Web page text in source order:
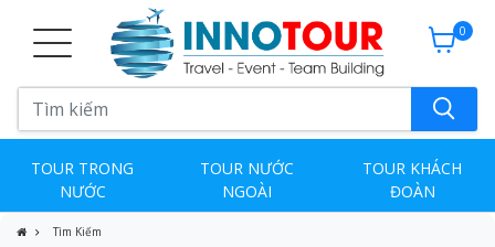
0
TOUR TRONG
NƯỚC
TOUR NƯỚC
NGOÀI
TOUR KHÁCH
ĐOÀN
Tìm Kiếm